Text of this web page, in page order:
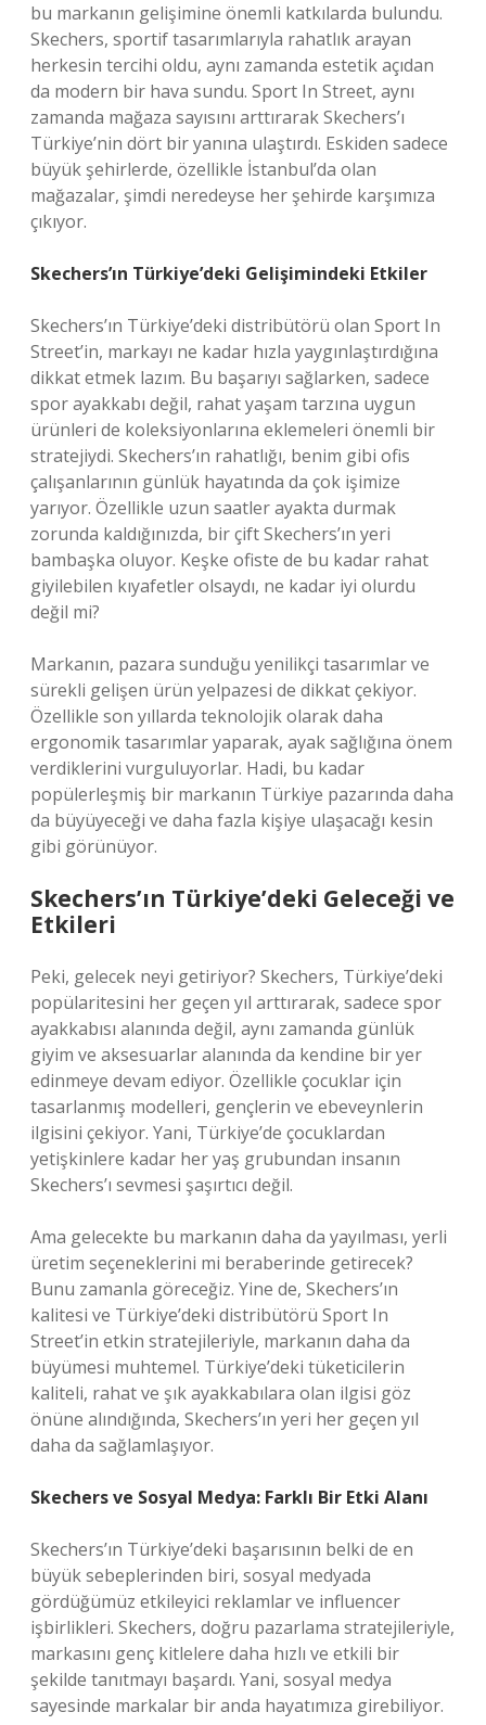
bu markanın gelişimine önemli katkılarda bulundu.
Skechers, sportif tasarımlarıyla rahatlık arayan
herkesin tercihi oldu, aynı zamanda estetik açıdan
da modern bir hava sundu. Sport In Street, aynı
zamanda mağaza sayısını arttırarak Skechers’ı
Türkiye’nin dört bir yanına ulaştırdı. Eskiden sadece
büyük şehirlerde, özellikle İstanbul’da olan
mağazalar, şimdi neredeyse her şehirde karşımıza
çıkıyor.
Skechers’ın Türkiye’deki Gelişimindeki Etkiler
Skechers’ın Türkiye’deki distribütörü olan Sport In
Street’in, markayı ne kadar hızla yaygınlaştırdığına
dikkat etmek lazım. Bu başarıyı sağlarken, sadece
spor ayakkabı değil, rahat yaşam tarzına uygun
ürünleri de koleksiyonlarına eklemeleri önemli bir
stratejiydi. Skechers’ın rahatlığı, benim gibi ofis
çalışanlarının günlük hayatında da çok işimize
yarıyor. Özellikle uzun saatler ayakta durmak
zorunda kaldığınızda, bir çift Skechers’ın yeri
bambaşka oluyor. Keşke ofiste de bu kadar rahat
giyilebilen kıyafetler olsaydı, ne kadar iyi olurdu
değil mi?
Markanın, pazara sunduğu yenilikçi tasarımlar ve
sürekli gelişen ürün yelpazesi de dikkat çekiyor.
Özellikle son yıllarda teknolojik olarak daha
ergonomik tasarımlar yaparak, ayak sağlığına önem
verdiklerini vurguluyorlar. Hadi, bu kadar
popülerleşmiş bir markanın Türkiye pazarında daha
da büyüyeceği ve daha fazla kişiye ulaşacağı kesin
gibi görünüyor.
Skechers’ın Türkiye’deki Geleceği ve
Etkileri
Peki, gelecek neyi getiriyor? Skechers, Türkiye’deki
popülaritesini her geçen yıl arttırarak, sadece spor
ayakkabısı alanında değil, aynı zamanda günlük
giyim ve aksesuarlar alanında da kendine bir yer
edinmeye devam ediyor. Özellikle çocuklar için
tasarlanmış modelleri, gençlerin ve ebeveynlerin
ilgisini çekiyor. Yani, Türkiye’de çocuklardan
yetişkinlere kadar her yaş grubundan insanın
Skechers’ı sevmesi şaşırtıcı değil.
Ama gelecekte bu markanın daha da yayılması, yerli
üretim seçeneklerini mi beraberinde getirecek?
Bunu zamanla göreceğiz. Yine de, Skechers’ın
kalitesi ve Türkiye’deki distribütörü Sport In
Street’in etkin stratejileriyle, markanın daha da
büyümesi muhtemel. Türkiye’deki tüketicilerin
kaliteli, rahat ve şık ayakkabılara olan ilgisi göz
önüne alındığında, Skechers’ın yeri her geçen yıl
daha da sağlamlaşıyor.
Skechers ve Sosyal Medya: Farklı Bir Etki Alanı
Skechers’ın Türkiye’deki başarısının belki de en
büyük sebeplerinden biri, sosyal medyada
gördüğümüz etkileyici reklamlar ve influencer
işbirlikleri. Skechers, doğru pazarlama stratejileriyle,
markasını genç kitlelere daha hızlı ve etkili bir
şekilde tanıtmayı başardı. Yani, sosyal medya
sayesinde markalar bir anda hayatımıza girebiliyor.